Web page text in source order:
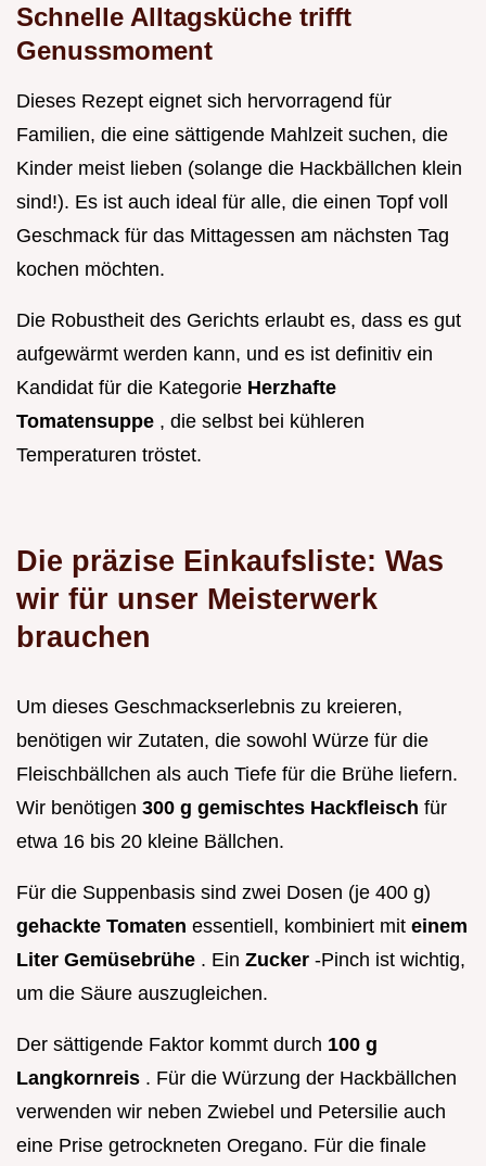
Schnelle Alltagsküche trifft
Genussmoment
Dieses Rezept eignet sich hervorragend für
Familien, die eine sättigende Mahlzeit suchen, die
Kinder meist lieben (solange die Hackbällchen klein
sind!). Es ist auch ideal für alle, die einen Topf voll
Geschmack für das Mittagessen am nächsten Tag
kochen möchten.
Die Robustheit des Gerichts erlaubt es, dass es gut
aufgewärmt werden kann, und es ist definitiv ein
Kandidat für die Kategorie Herzhafte
Tomatensuppe , die selbst bei kühleren
Temperaturen tröstet.
Die präzise Einkaufsliste: Was
wir für unser Meisterwerk
brauchen
Um dieses Geschmackserlebnis zu kreieren,
benötigen wir Zutaten, die sowohl Würze für die
Fleischbällchen als auch Tiefe für die Brühe liefern.
Wir benötigen 300 g gemischtes Hackfleisch für
etwa 16 bis 20 kleine Bällchen.
Für die Suppenbasis sind zwei Dosen (je 400 g)
gehackte Tomaten essentiell, kombiniert mit einem
Liter Gemüsebrühe . Ein Zucker -Pinch ist wichtig,
um die Säure auszugleichen.
Der sättigende Faktor kommt durch 100 g
Langkornreis . Für die Würzung der Hackbällchen
verwenden wir neben Zwiebel und Petersilie auch
eine Prise getrockneten Oregano. Für die finale